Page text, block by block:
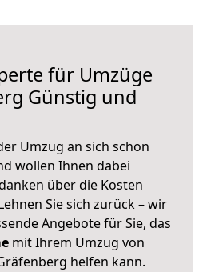
für Umzüge
Günstig und
Umzug an sich schon
wollen Ihnen dabei
über die Kosten
Sie sich zurück – wir
Angebote für Sie, das
mit Ihrem Umzug von
helfen kann.